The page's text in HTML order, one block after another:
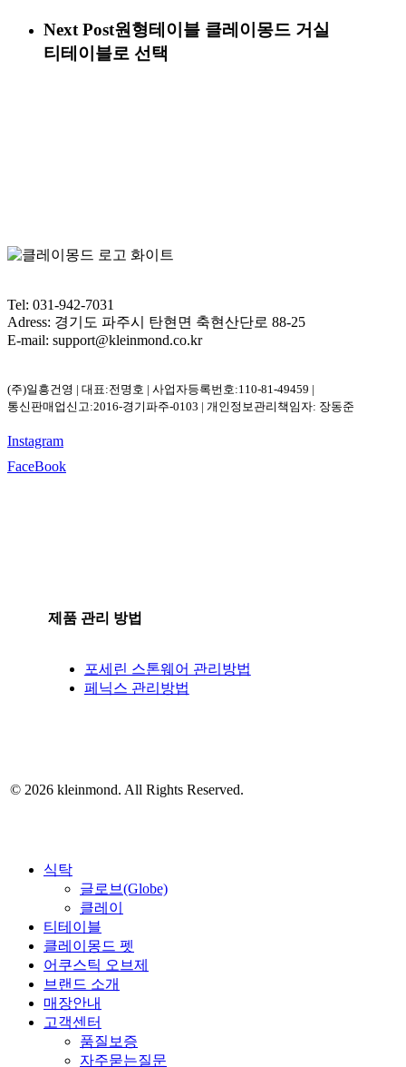
Next Post원형테이블 클레이몽드 거실
티테이블로 선택
Tel: 031-942-7031
Adress: 경기도 파주시 탄현면 축현산단로 88-25
E-mail: support@kleinmond.co.kr
(주)일흥건영 | 대표:전명호 | 사업자등록번호:110-81-49459 |
통신판매업신고:2016-경기파주-0103 | 개인정보관리책임자: 장동준
Instagram
FaceBook
제품 관리 방법
포세린 스톤웨어 관리방법
페닉스 관리방법
© 2026 kleinmond. All Rights Reserved.
Close
식탁
글로브(Globe)
클레이
티테이블
클레이몽드 펫
어쿠스틱 오브제
브랜드 소개
매장안내
고객센터
품질보증
자주묻는질문